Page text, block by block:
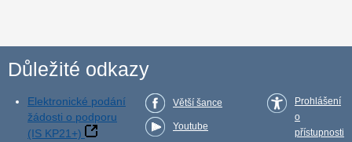
Důležité odkazy
Elektronické podání
žádosti o podporu
(IS KP21+)
Větší šance
Youtube
Prohlášení
o
přístupnosti